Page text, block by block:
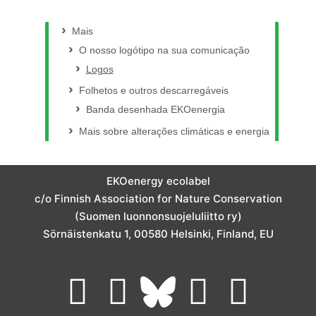
Mais
O nosso logótipo na sua comunicação
Logos
Folhetos e outros descarregáveis
Banda desenhada EKOenergia
Mais sobre alterações climáticas e energia
EKOenergy ecolabel
c/o Finnish Association for Nature Conservation
(Suomen luonnonsuojeluliitto ry)
Sörnäistenkatu 1, 00580 Helsinki, Finland, EU
L
I
Y
F